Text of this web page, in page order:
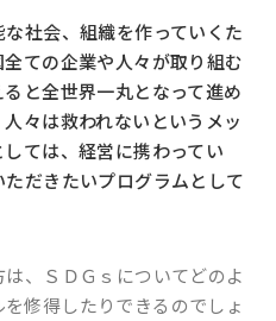
社会、組織を作っていくた
ての企業や人々が取り組む
と全世界一丸となって進め
々は救われないというメッ
ては、経営に携わってい
だきたいプログラムとして
、ＳＤＧｓについてどのよ
修得したりできるのでしょ